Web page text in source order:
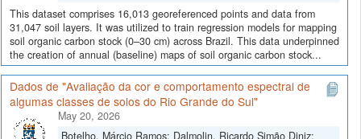
This dataset comprises 16,013 georeferenced points and data from
31,047 soil layers. It was utilized to train regression models for mapping
soil organic carbon stock (0–30 cm) across Brazil. This data underpinned
the creation of annual (baseline) maps of soil organic carbon stock...
Dados de "Avaliação da cor e comportamento espectral de
algumas classes de solos do Rio Grande do Sul"
May 20, 2026
Botelho, Márcio Ramos; Dalmolin, Ricardo Simão Diniz;